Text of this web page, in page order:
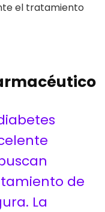
el tratamiento
de
La